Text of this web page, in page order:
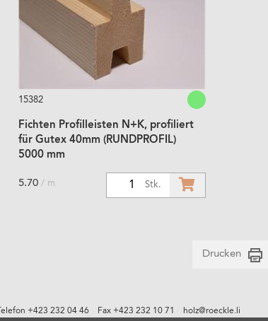
15382
Fichten Profilleisten N+K, profiliert
für Gutex 40mm (RUNDPROFIL)
5000 mm
Stk.
5.70 / m
Drucken
Telefon +423 232 04 46 Fax +423 232 10 71 holz@roeckle.li